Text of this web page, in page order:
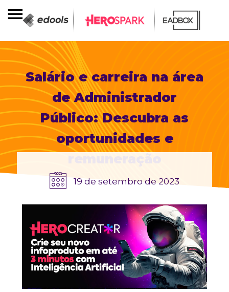
Salário e carreira na área
de Administrador
Público: Descubra as
oportunidades e
19 de setembro de 2023